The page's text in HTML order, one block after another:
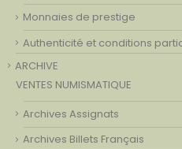
Monnaies de prestige
Authenticité et conditions
ARCHIVE
VENTES NUMISMATIQUE
Archives Assignats
Archives Billets Français